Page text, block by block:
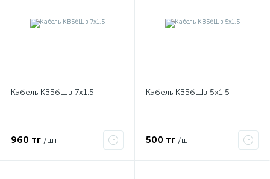
Кабель КВБбШв 7х1.5
960 тг /шт
Кабель КВБбШв 5х1.5
500 тг /шт